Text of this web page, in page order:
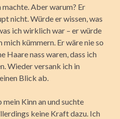
Aber warum? Er
nicht. Würde er wissen, was
ich wirklich war – er würde
mich kümmern. Er wäre nie so
Haare nass waren, dass ich
Wieder versank ich in
Blick ab.
Kinn an und suchte
keine Kraft dazu. Ich